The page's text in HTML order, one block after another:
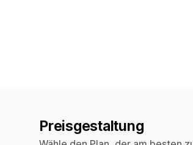
Preisgestaltung